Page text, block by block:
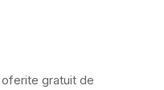
gratuit de